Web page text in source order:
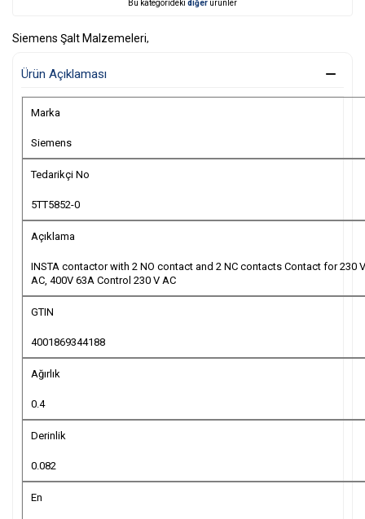
Bu kategorideki diğer ürünler
Siemens Şalt Malzemeleri
Ürün Açıklaması
Marka
Siemens
Tedarikçi No
5TT5852-0
Açıklama
INSTA contactor with 2 NO contact and 2 NC contacts Contact for 230 V
AC, 400V 63A Control 230 V AC
GTIN
4001869344188
Ağırlık
0.4
Derinlik
0.082
En